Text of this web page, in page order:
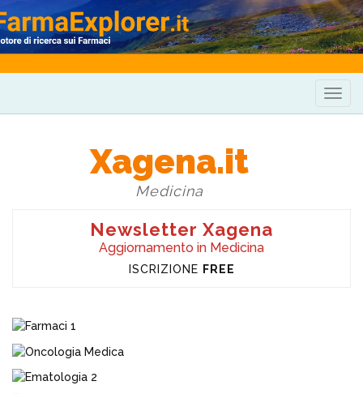
Xagena.it
Medicina
Newsletter Xagena
Aggiornamento in Medicina
ISCRIZIONE FREE